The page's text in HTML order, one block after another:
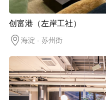
创富港（左岸工社）
海淀 - 苏州街